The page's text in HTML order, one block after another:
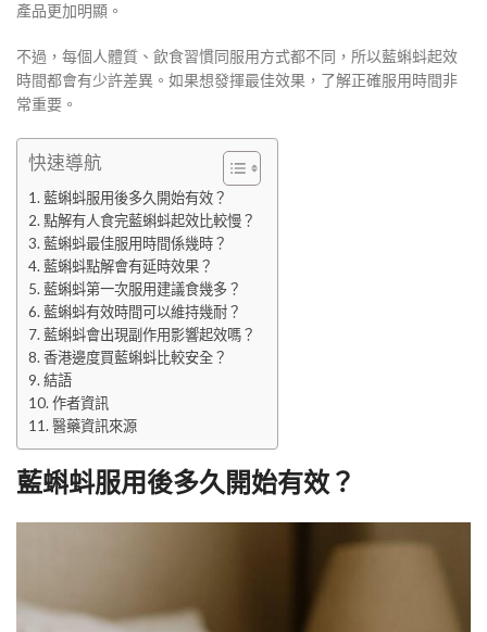
產品更加明顯。
不過，每個人體質、飲食習慣同服用方式都不同，所以藍蝌蚪起效
時間都會有少許差異。如果想發揮最佳效果，了解正確服用時間非
常重要。
快速導航
藍蝌蚪服用後多久開始有效？
點解有人食完藍蝌蚪起效比較慢？
藍蝌蚪最佳服用時間係幾時？
藍蝌蚪點解會有延時效果？
藍蝌蚪第一次服用建議食幾多？
藍蝌蚪有效時間可以維持幾耐？
藍蝌蚪會出現副作用影響起效嗎？
香港邊度買藍蝌蚪比較安全？
結語
作者資訊
醫藥資訊來源
藍蝌蚪服用後多久開始有效？